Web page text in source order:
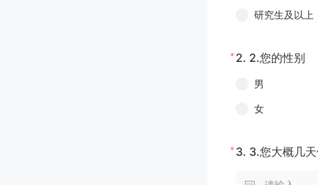
研究生及以上
* 2. 2.您的性别
男
女
* 3. 3.您大概几